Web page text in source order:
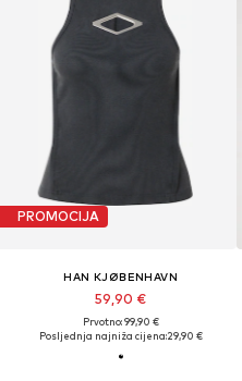
PROMOCIJA
HAN KJØBENHAVN
59,90 €
Prvotno: 99,90 €
Posljednja najniža cijena:29,90 €